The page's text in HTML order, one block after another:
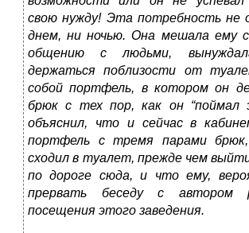
свою нужду! Эта потребность не
днем, ни ночью. Она мешала ему
общению с людьми,
держаться поблизости от
собой портфель, в котором он
брюк с тех пор, как он “поймал
объяснил, что и сейчас в
портфель с тремя парами
сходил в туалет, прежде чем
по дороге сюда, и что ему,
прервать беседу с автором
посещения этого заведения.